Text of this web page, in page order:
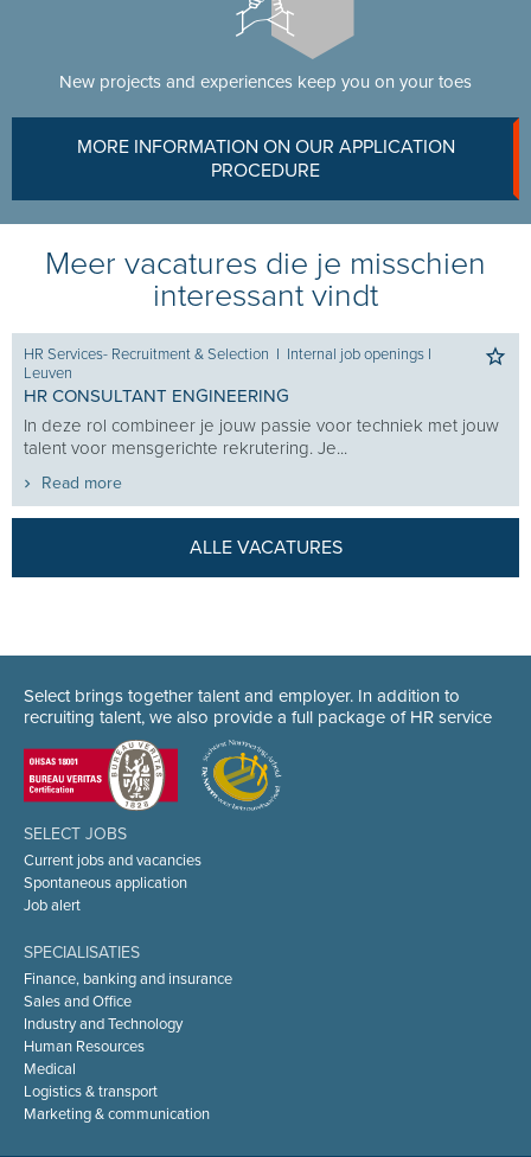
New projects and experiences keep you on your toes
MORE INFORMATION ON OUR APPLICATION
PROCEDURE
Meer vacatures die je misschien
interessant vindt
HR Services- Recruitment & Selection I Internal job openings I
Leuven
HR CONSULTANT ENGINEERING
In deze rol combineer je jouw passie voor techniek met jouw
talent voor mensgerichte rekrutering. Je...
Read more
ALLE VACATURES
Select brings together talent and employer. In addition to
recruiting talent, we also provide a full package of HR service
SELECT JOBS
Current jobs and vacancies
Spontaneous application
Job alert
SPECIALISATIES
Finance, banking and insurance
Sales and Office
Industry and Technology
Human Resources
Medical
Logistics & transport
Marketing & communication